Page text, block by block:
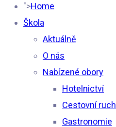
characters for results.
">Home
Škola
Aktuálně
O nás
Nabízené obory
Hotelnictví
Cestovní ruch
Gastronomie